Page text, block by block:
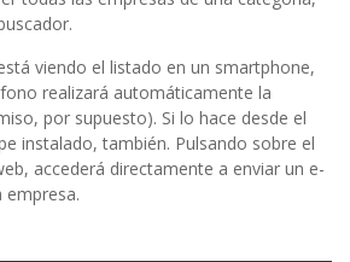
viendo el listado en un smartphone,
realizará automáticamente la
por supuesto). Si lo hace desde el
instalado, también. Pulsando sobre el
accederá directamente a enviar un e-
empresa.